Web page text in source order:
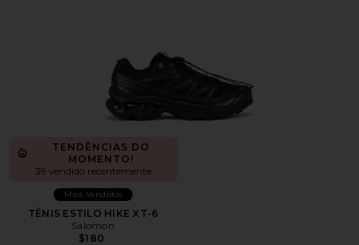
TENDÊNCIAS DO
MOMENTO!
39 vendido recentemente
Mais Vendidos
TÊNIS ESTILO HIKE XT-6
Salomon
$180